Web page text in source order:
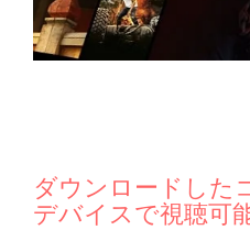
ダウンロードした
デバイスで視聴可